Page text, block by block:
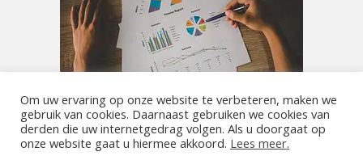
Om uw ervaring op onze website te verbeteren, maken we
gebruik van cookies. Daarnaast gebruiken we cookies van
derden die uw internetgedrag volgen. Als u doorgaat op
onze website gaat u hiermee akkoord. Lees meer.